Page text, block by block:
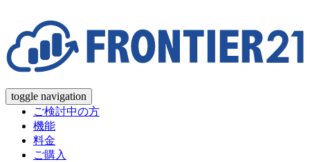
toggle navigation
ご検討中の方
機能
料金
ご購入